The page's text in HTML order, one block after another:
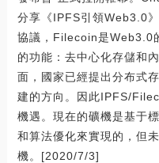
分享《IPFS引領Web3.0
協議，Filecoin是Web3.0
的功能：去中心化存儲和
面，國家已經提出分布式
建的方向。因此IPFS/
機遇。現在的礦機是基于
和算法優化來實現的，但
機。[2020/7/3]